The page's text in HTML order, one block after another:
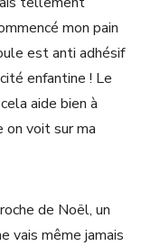
mon pain
est anti adhésif
enfantine ! Le
aide bien à
on voit sur ma
de Noël, un
vais même jamais